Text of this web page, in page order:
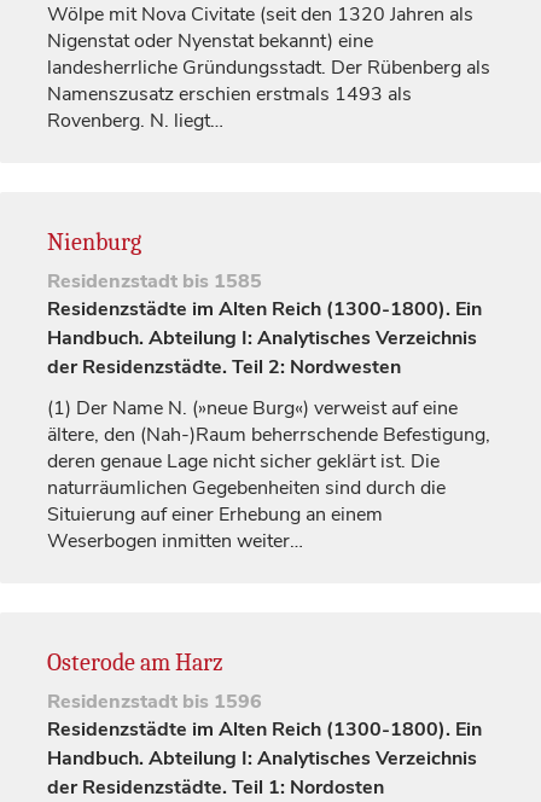
Wölpe mitNova Civitate (seit den 1320 Jahren als
Nigenstatoder Nyenstatbekannt) eine
landesherrliche Gründungsstadt. Der Rübenberg als
Namenszusatz erschien erstmals 1493 als
Rovenberg. N. liegt…
Nienburg
Residenzstadt bis 1585
Residenzstädte im Alten Reich (1300-1800). Ein
Handbuch. Abteilung I: Analytisches Verzeichnis
der Residenzstädte. Teil 2: Nordwesten
(1) Der Name N. (»neue Burg«) verweist auf eine
ältere, den (Nah-)Raum beherrschende Befestigung,
deren genaue Lage nicht sicher geklärt ist. Die
naturräumlichen Gegebenheiten sind durch die
Situierung auf einer Erhebung an einem
Weserbogen inmitten weiter…
Osterode am Harz
Residenzstadt bis 1596
Residenzstädte im Alten Reich (1300-1800). Ein
Handbuch. Abteilung I: Analytisches Verzeichnis
der Residenzstädte. Teil 1: Nordosten